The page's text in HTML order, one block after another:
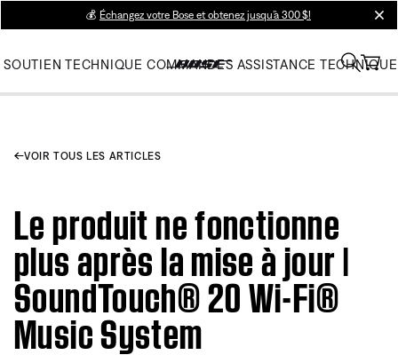
💰 Échangez votre Bose et obtenez jusqu’à 300 $!
SOUTIEN TECHNIQUE COMMANDES ASSISTANCE TECHNIQUE
VOIR TOUS LES ARTICLES
Le produit ne fonctionne
plus après la mise à jour |
SoundTouch® 20 Wi-Fi®
Music System